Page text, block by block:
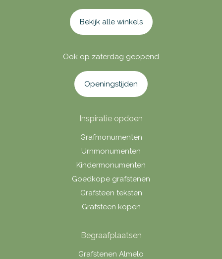
Bekijk alle winkels
Ook op zaterdag geopend
Openingstijden
Inspiratie opdoen
Grafmonumenten
Urnmonumenten
Kindermonumenten
Goedkope grafstenen
Grafsteen teksten
Grafsteen kopen
Begraafplaatsen
Grafstenen Almelo